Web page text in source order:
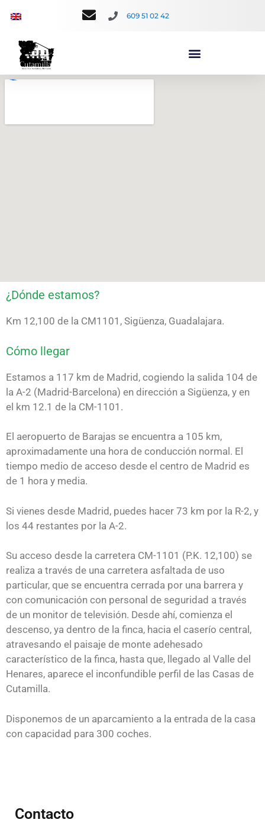
609 51 02 42
¿Dónde estamos?
Km 12,100 de la CM1101, Sigüenza, Guadalajara.
Cómo llegar
Estamos a 117 km de Madrid, cogiendo la salida 104 de
la A-2 (Madrid-Barcelona) en dirección a Sigüenza, y en
el km 12.1 de la CM-1101.
El aeropuerto de Barajas se encuentra a 105 km,
aproximadamente una hora de conducción normal. El
tiempo medio de acceso desde el centro de Madrid es
de 1 hora y media.
Si vienes desde Madrid, puedes hacer 73 km por la R-2, y
los 44 restantes por la A-2.
Su acceso desde la carretera CM-1101 (P.K. 12,100) se
realiza a través de una carretera asfaltada de uso
particular, que se encuentra cerrada por una barrera y
con comunicación con personal de seguridad a través
de un monitor de televisión. Desde ahí, comienza el
descenso, ya dentro de la finca, hacia el caserío central,
atravesando el paisaje de monte adehesado
característico de la finca, hasta que, llegado al Valle del
Henares, aparece el inconfundible perfil de las Casas de
Cutamilla.
Disponemos de un aparcamiento a la entrada de la casa
con capacidad para 300 coches.
Contacto